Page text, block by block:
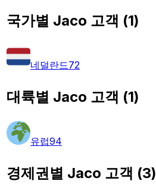
국가별 Jaco 고객 (1)
네덜란드72
대륙별 Jaco 고객 (1)
유럽94
경제권별 Jaco 고객 (3)